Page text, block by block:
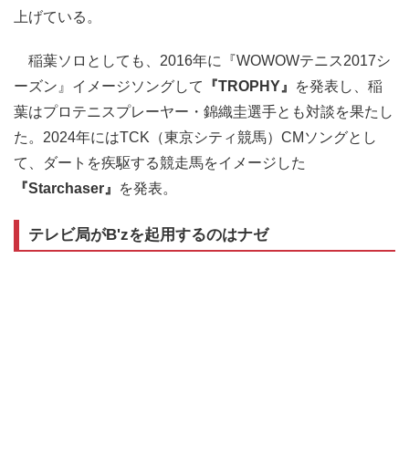
上げている。
稲葉ソロとしても、2016年に『WOWOWテニス2017シ
ーズン』イメージソングして
『TROPHY』
を発表し、稲
葉はプロテニスプレーヤー・錦織圭選手とも対談を果たし
た。2024年にはTCK（東京シティ競馬）CMソングとし
て、ダートを疾駆する競走馬をイメージした
『Starchaser』
を発表。
テレビ局がB'zを起用するのはナゼ